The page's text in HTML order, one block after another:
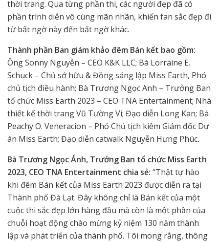
thời trang. Qua từng phần thi, các người đẹp đã có
phần trình diễn vô cùng mãn nhãn, khiến fan sắc đẹp đi
từ bất ngờ này đến bất ngờ khác.
Thành phần Ban giám khảo đêm Bán kết bao gồm:
Ông Sonny Nguyễn – CEO K&K LLC; Bà Lorraine E.
Schuck – Chủ sở hữu & Đồng sáng lập Miss Earth, Phó
chủ tịch điều hành; Bà Trương Ngọc Anh – Trưởng Ban
tổ chức Miss Earth 2023 – CEO TNA Entertainment; Nhà
thiết kế thời trang Vũ Tường Vi; Đạo diễn Long Kan; Bà
Peachy O. Veneracion – Phó Chủ tịch kiêm Giám đốc Dự
án Miss Earth; Đạo diễn catwalk Nguyễn Hưng Phúc.
Bà Trương Ngọc Ánh, Trưởng Ban tổ chức Miss Earth
2023, CEO TNA Entertainment chia sẻ: “Thật tự hào
khi đêm Bán kết của Miss Earth 2023 được diễn ra tại
Thành phố Đà Lạt. Đây không chỉ là Bán kết của một
cuộc thi sắc đẹp lớn hàng đầu mà còn là một phần của
chuỗi hoạt động chào mừng kỷ niệm 130 năm thành
lập và phát triển của thành phố. Tôi mong rằng, thông